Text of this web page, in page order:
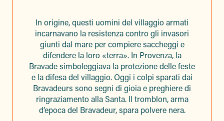
In origine, questi uomini del villaggio armati
incarnavano la resistenza contro gli invasori
giunti dal mare per compiere saccheggi e
difendere la loro «terra». In Provenza, la
Bravade simboleggiava la protezione delle feste
e la difesa del villaggio. Oggi i colpi sparati dai
Bravadeurs sono segni di gioia e preghiere di
ringraziamento alla Santa. Il tromblon, arma
d’epoca del Bravadeur, spara polvere nera.